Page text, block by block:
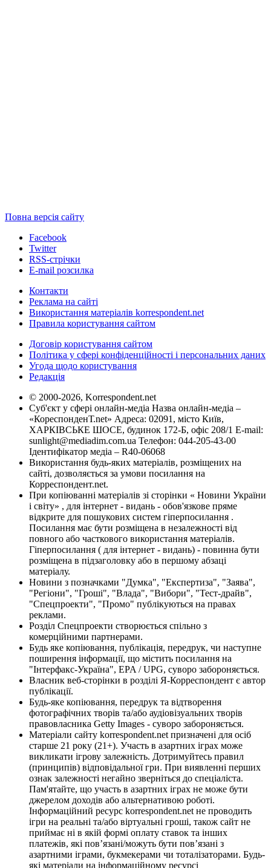
Повна версія сайту
Facebook
Twitter
RSS-стрічки
E-mail розсилка
Контакти
Реклама на сайті
Використання матеріалів korrespondent.net
Правила користування сайтом
Договір користування сайтом
Політика у сфері конфіденційності і персональних даних
Угода щодо користування
Редакція
© 2000-2026, Korrespondent.net
Суб'єкт у сфері онлайн-медіа Назва онлайн-медіа –
«КореспонденТ.net» Адреса: 02091, місто Київ,
ХАРКІВСЬКЕ ШОСЕ, будинок 172-Б, офіс 208/1 E-mail:
sunlight@mediadim.com.ua Телефон: 044-205-43-00
Ідентифікатор медіа – R40-06068
Використання будь-яких матеріалів, розміщених на
сайті, дозволяється за умови посилання на
Корреспондент.net.
При копіюванні матеріалів зі сторінки « Новини України
і світу» , для інтернет - видань - обов'язкове пряме
відкрите для пошукових систем гіперпосилання .
Посилання має бути розміщена в незалежності від
повного або часткового використання матеріалів.
Гіперпосилання ( для інтернет - видань) - повинна бути
розміщена в підзаголовку або в першому абзаці
матеріалу.
Новини з позначками "Думка", "Експертиза", "Заява",
"Регіони", "Гроші", "Влада", "Вибори", "Тест-драйв",
"Спецпроекти", "Промо" публікуються на правах
реклами.
Розділ Спецпроекти створюється спільно з
комерційними партнерами.
Будь яке копіювання, публікація, передрук, чи наступне
поширення інформації, що містить посилання на
"Інтерфакс-Україна", EPA / UPG, суворо забороняється.
Власник веб-сторінки в розділі Я-Корреспондент є автор
публікації.
Будь-яке копіювання, передрук та відтворення
фотографічних творів та/або аудіовізуальних творів
правовласника Getty Images - суворо забороняється.
Матеріали сайту korrespondent.net призначені для осіб
старше 21 року (21+). Участь в азартних іграх може
викликати ігрову залежність. Дотримуйтесь правил
(принципів) відповідальної гри. При виявленні перших
ознак залежності негайно зверніться до спеціаліста.
Пам'ятайте, що участь в азартних іграх не може бути
джерелом доходів або альтернативою роботі.
Інформаційний ресурс korrespondent.net не проводить
ігри на реальні та/або віртуальні гроші, також сайт не
приймає ні в якій формі оплату ставок та інших
платежів, які пов’язані/можуть бути пов’язані з
азартними іграми, букмекерами чи тоталізаторами. Будь-
які матеріали на інформаційному ресурсі